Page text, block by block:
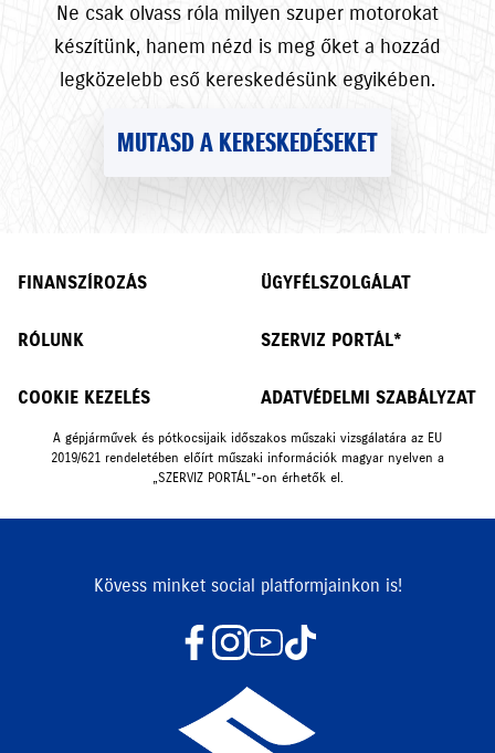
Ne csak olvass róla milyen szuper motorokat
készítünk, hanem nézd is meg őket a hozzád
legközelebb eső kereskedésünk egyikében.
MUTASD A KERESKEDÉSEKET
FINANSZÍROZÁS ÜGYFÉLSZOLGÁLAT
RÓLUNK SZERVIZ PORTÁL*
COOKIE KEZELÉS ADATVÉDELMI SZABÁLYZAT
A gépjárművek és pótkocsijaik időszakos műszaki vizsgálatára az EU
2019/621 rendeletében előírt műszaki információk magyar nyelven a
„SZERVIZ PORTÁL”-on érhetők el.
Kövess minket social platformjainkon is!